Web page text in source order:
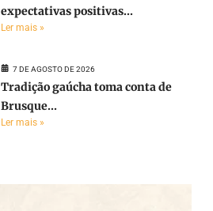
expectativas positivas...
Ler mais »
7 DE AGOSTO DE 2026
Tradição gaúcha toma conta de
Brusque...
Ler mais »